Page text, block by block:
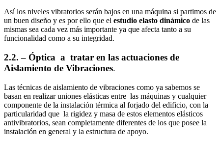
Así los niveles vibratorios serán bajos en una máquina si partimos de
un buen diseño y es por ello que el estudio elasto dinámico de las
mismas sea cada vez más importante ya que afecta tanto a su
funcionalidad como a su integridad.
2.2. – Óptica a tratar en las actuaciones de
Aislamiento de Vibraciones.
Las técnicas de aislamiento de vibraciones como ya sabemos se
basan en realizar uniones elásticas entre las máquinas y cualquier
componente de la instalación térmica al forjado del edificio, con la
particularidad que la rigidez y masa de estos elementos elásticos
antivibratorios, sean completamente diferentes de los que posee la
instalación en general y la estructura de apoyo.